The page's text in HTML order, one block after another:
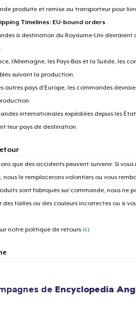
produite et remise au transporteur pour
Timelines: EU-bound orders
à destination du Royaume-Uni devraient
l'Allemagne, les Pays-Bas et la Suède, les
suivant la production.
autres pays d'Europe, les commandes
internationales expédiées depuis les
leur pays de destination.
que des accidents peuvent survenir. Si
nous le remplacerons volontiers ou vous
sont fabriqués sur commande, nous ne
des tailles ou des couleurs incorrectes ou si
notre politique de retours ici.
de Encyclopedia
article